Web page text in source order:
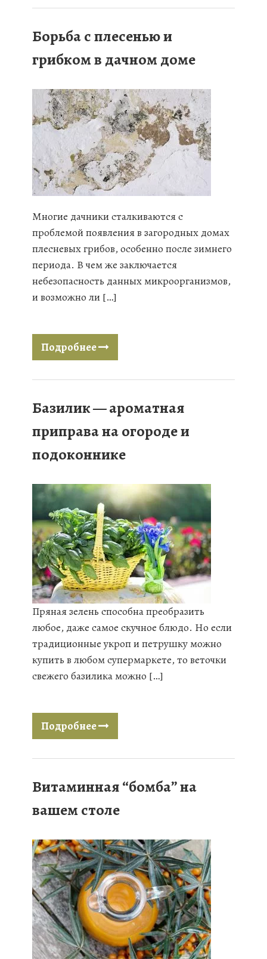
Борьба с плесенью и
грибком в дачном доме
Многие дачники сталкиваются с
проблемой появления в загородных домах
плесневых грибов, особенно после зимнего
периода. В чем же заключается
небезопасность данных микроорганизмов,
и возможно ли […]
Подробнее
Базилик — ароматная
приправа на огороде и
подоконнике
Пряная зелень способна преобразить
любое, даже самое скучное блюдо. Но если
традиционные укроп и петрушку можно
купить в любом супермаркете, то веточки
свежего базилика можно […]
Подробнее
Витаминная “бомба” на
вашем столе